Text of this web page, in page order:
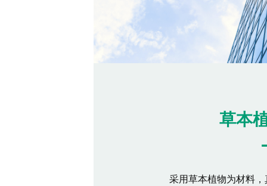
草本
采用草本植物为材料